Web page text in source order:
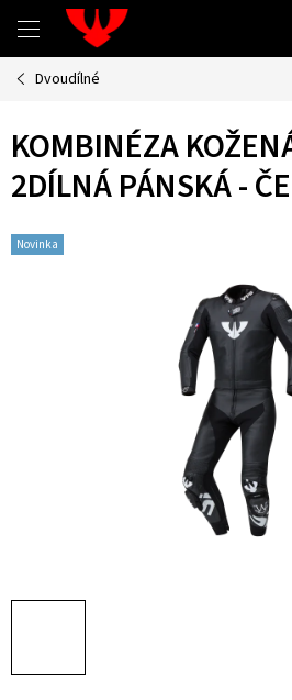
obsah
Dvoudílné
KOMBINÉZA
2DÍLNÁ PÁNSKÁ -
Novinka